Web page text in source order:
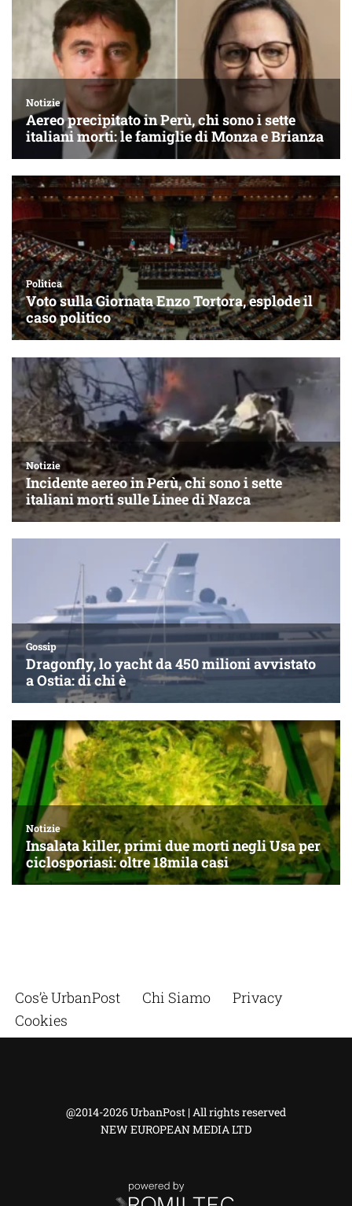
Cos’è UrbanPost Chi Siamo
Privacy
Cookies
@2014-2026 UrbanPost | All rights reserved
NEW EUROPEAN MEDIA LTD